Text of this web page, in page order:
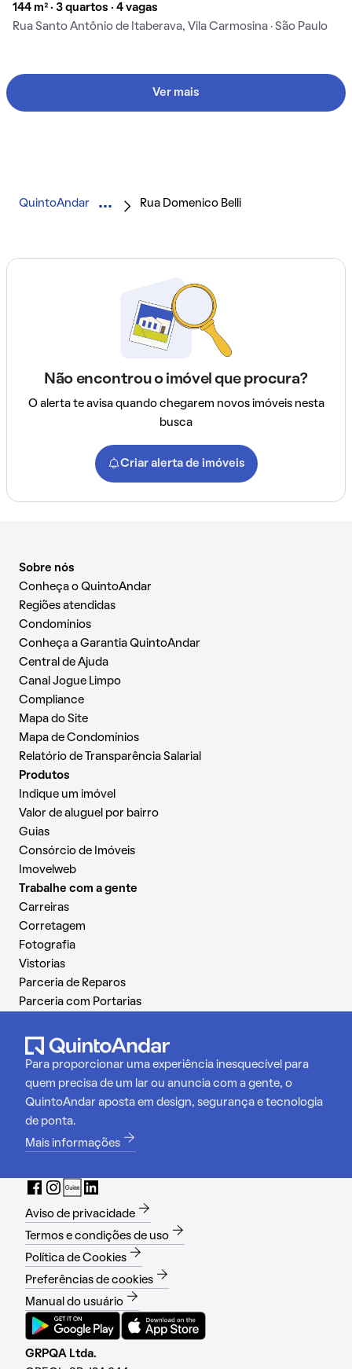
144 m² · 3 quartos · 4 vagas
Rua Santo Antônio de Itaberava, Vila Carmosina · São Paulo
Ver mais
QuintoAndar Rua Domenico Belli
Não encontrou o imóvel que procura?
O alerta te avisa quando chegarem novos imóveis nesta
busca
Criar alerta de imóveis
Sobre nós
Conheça o QuintoAndar
Regiões atendidas
Condomínios
Conheça a Garantia QuintoAndar
Central de Ajuda
Canal Jogue Limpo
Compliance
Mapa do Site
Mapa de Condomínios
Relatório de Transparência Salarial
Produtos
Indique um imóvel
Valor de aluguel por bairro
Guias
Consórcio de Imóveis
Imovelweb
Trabalhe com a gente
Carreiras
Corretagem
Fotografia
Vistorias
Parceria de Reparos
Parceria com Portarias
Para proporcionar uma experiência inesquecível para
quem precisa de um lar ou anuncia com a gente, o
QuintoAndar aposta em design, segurança e tecnologia
de ponta.
Mais informações
Aviso de privacidade
Termos e condições de uso
Política de Cookies
Preferências de cookies
Manual do usuário
GRPQA Ltda.